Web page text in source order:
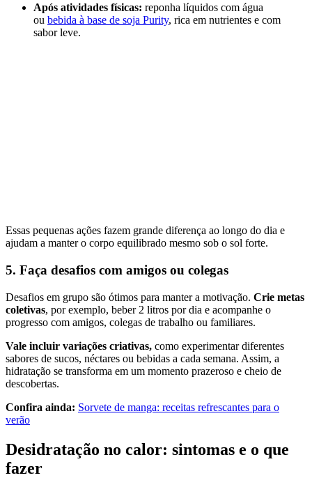
Após atividades físicas: reponha líquidos com água
ou bebida à base de soja Purity, rica em nutrientes e com
sabor leve.
Essas pequenas ações fazem grande diferença ao longo do dia e
ajudam a manter o corpo equilibrado mesmo sob o sol forte.
5. Faça desafios com amigos ou colegas
Desafios em grupo são ótimos para manter a motivação. Crie metas
coletivas, por exemplo, beber 2 litros por dia e acompanhe o
progresso com amigos, colegas de trabalho ou familiares.
Vale incluir variações criativas, como experimentar diferentes
sabores de sucos, néctares ou bebidas a cada semana. Assim, a
hidratação se transforma em um momento prazeroso e cheio de
descobertas.
Confira ainda: Sorvete de manga: receitas refrescantes para o
verão
Desidratação no calor: sintomas e o que
fazer